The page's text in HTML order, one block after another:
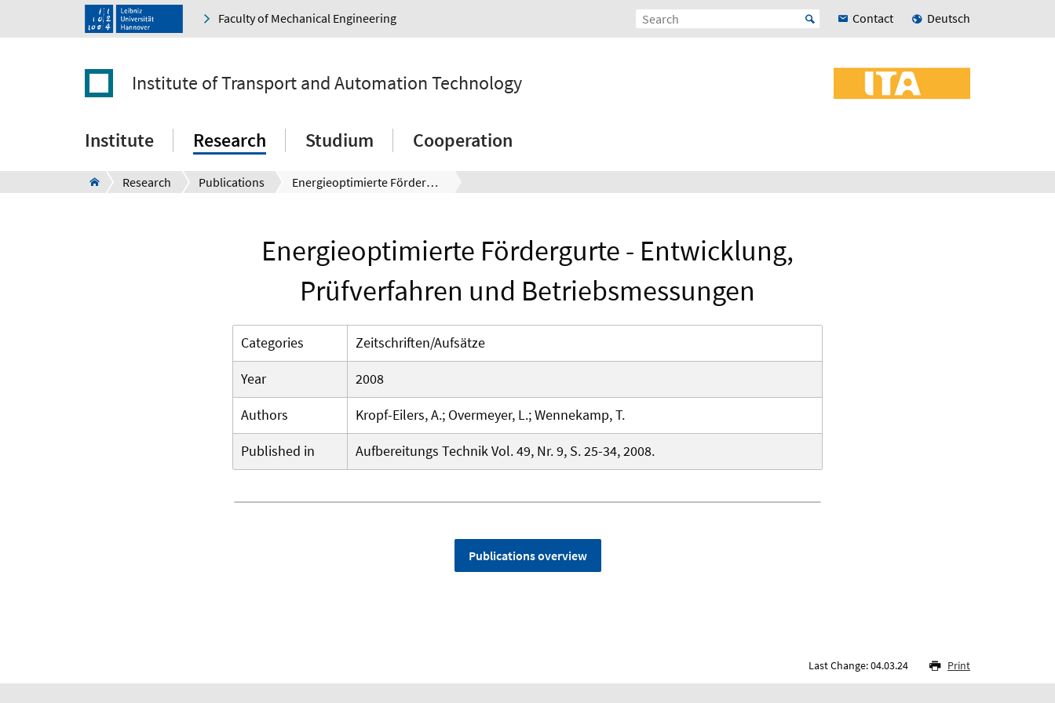
Faculty of Mechanical Engineering Contact Deutsch
Institute of Transport and Automation Technology
Institute Research Studium Cooperation
Research Publications Energieoptimierte Fördergurte - Entwicklung, Prüfverfahren und Betriebsmessungen
Energieoptimierte Fördergurte - Entwicklung,
Prüfverfahren und Betriebsmessungen
Categories
Zeitschriften/Aufsätze
Year
2008
Authors
Kropf-Eilers, A.; Overmeyer, L.; Wennekamp, T.
Published in
Aufbereitungs Technik Vol. 49, Nr. 9, S. 25-34, 2008.
Publications overview
Last Change: 04.03.24 Print